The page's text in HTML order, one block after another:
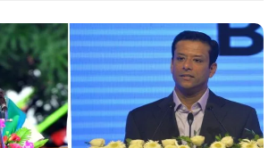
के पास ऑनलाइन फूड नहीं जा पा रहा है. ऐसी
नहीं पहुंच रहे हैं.